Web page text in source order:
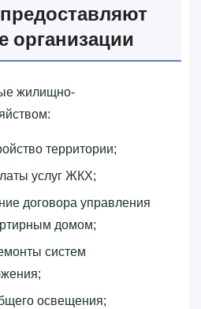
жилищно-
территории;
услуг ЖКХ;
договора управления
домом;
систем
освещения;